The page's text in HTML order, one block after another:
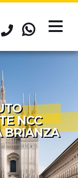
NCC
BRIANZA